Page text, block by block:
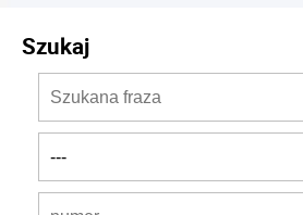
Szukaj